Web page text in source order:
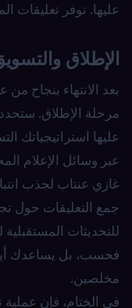
عليها. توفر تعليقات
الإطلاق
بعد الانتهاء بنجاح من
مرحلة الإطلاق.
عليها استراتيجياتك
عبر وسائل الإعلام
غازي عنتاب لجذب
جمع التعليقات حول
للتحديثات
فحسب، بل يساعدك
مخلصين.
في الختام، فإن